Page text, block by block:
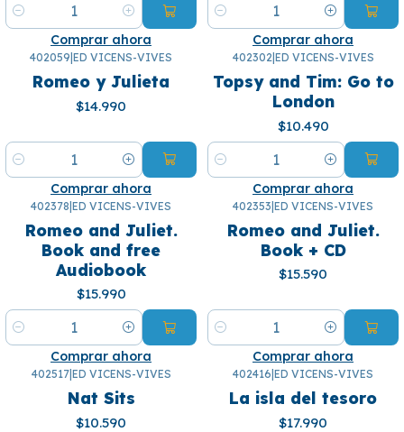
Cantidad
Comprar ahora
Cantidad
Comprar ahora
402059 ED VICENS-VIVES
Romeo y Julieta
$14.990
Cantidad
Comprar ahora
402302| ED VICENS-VIVES
Topsy and Tim: Go to
London
$10.490
Cantidad
Comprar ahora
402378|ED VICENS-VIVES
Romeo and Juliet.
Book and free
Audiobook
$15.990
Cantidad
Comprar ahora
402353|ED VICENS-VIVES
Romeo and Juliet.
Book + CD
$15.590
Cantidad
Comprar ahora
¡Se agotó! 🙄
402517| ED VICENS-VIVES
Nat Sits
$10.590
402416 ED VICENS-VIVES
La isla del tesoro
$17.990